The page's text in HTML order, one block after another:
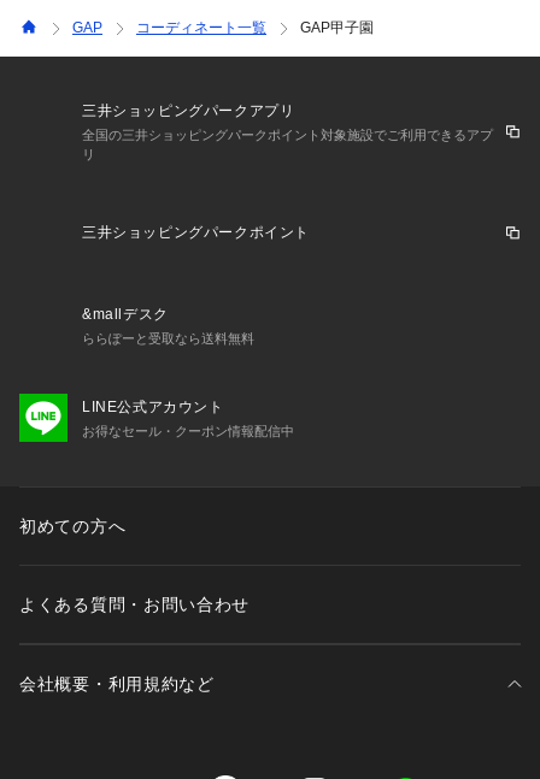
GAP コーディネート一覧 GAP甲子園
三井ショッピングパークアプリ
全国の三井ショッピングパークポイント対象施設でご利用できるアプ
リ
三井ショッピングパークポイント
&mallデスク
ららぽーと受取なら送料無料
LINE公式アカウント
お得なセール・クーポン情報配信中
初めての方へ
よくある質問・お問い合わせ
会社概要・利用規約など